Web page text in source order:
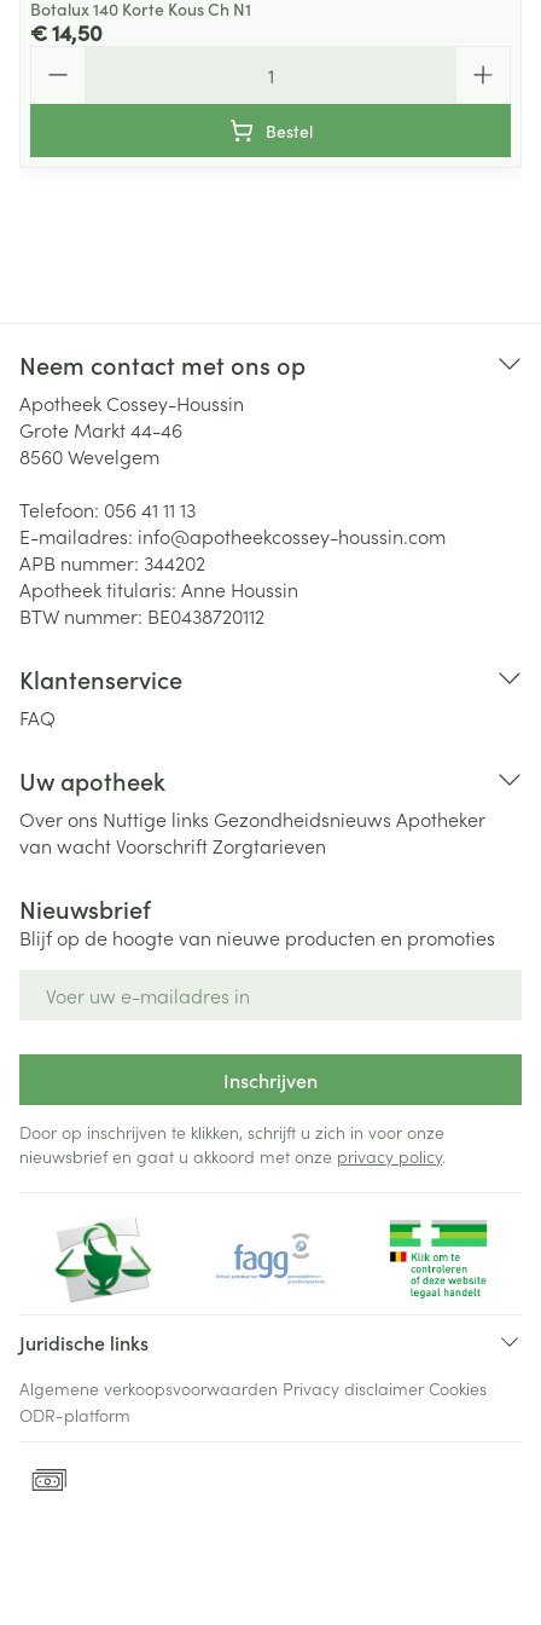
Botalux 140 Korte Kous Ch N1
€ 14,50
Bestel
Neem contact met ons op
Apotheek Cossey-Houssin
Grote Markt 44-46
8560Wevelgem
Telefoon: 056 41 11 13
E-mailadres: info@apotheekcossey-houssin.com
APB nummer: 344202
Apotheek titularis: Anne Houssin
BTW nummer: BE0438720112
Klantenservice
FAQ
Uw apotheek
Over ons Nuttige links Gezondheidsnieuws Apotheker
van wachtVoorschriftZorgtarieven
Nieuwsbrief
Blijf op de hoogte van nieuwe producten en promoties
Inschrijven
Door op inschrijven te klikken, schrijft u zich in voor onze
nieuwsbrief en gaat u akkoord met onze privacy policy.
Juridische links
Algemene verkoopsvoorwaarden Privacy disclaimer Cookies
ODR-platform